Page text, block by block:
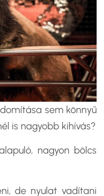
sem könnyű
is nagyobb kihívás?
nagyon bölcs
de nyulat vadítani